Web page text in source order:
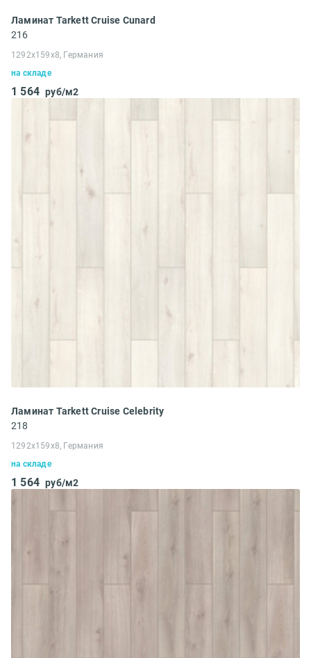
Ламинат Tarkett Cruise Cunard
216
1292x159x8, Германия
на складе
1 564 руб/м2
Ламинат Tarkett Cruise Celebrity
218
1292x159x8, Германия
на складе
1 564 руб/м2